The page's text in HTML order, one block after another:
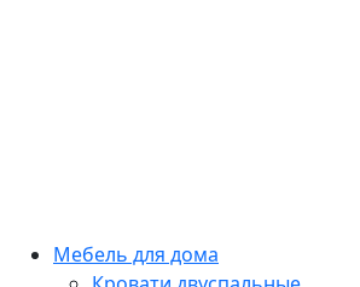
Мебель для дома